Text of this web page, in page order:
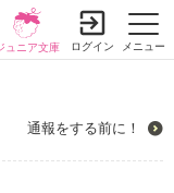
メニュー
ュニア文庫 ログイン
通報をする前に！